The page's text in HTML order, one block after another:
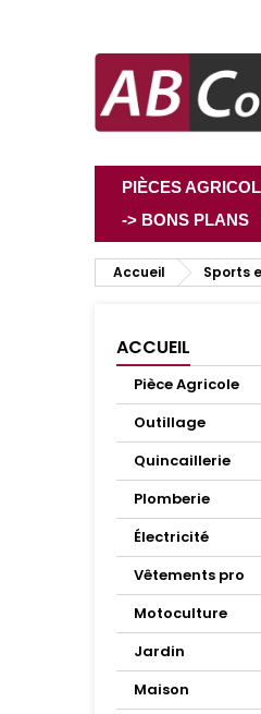
PIÈCES
-> BONS PLANS
Accueil Sports
ACCUEIL
Pièce Agricole
Outillage
Quincaillerie
Plomberie
Électricité
Vêtements pro
Motoculture
Jardin
Maison